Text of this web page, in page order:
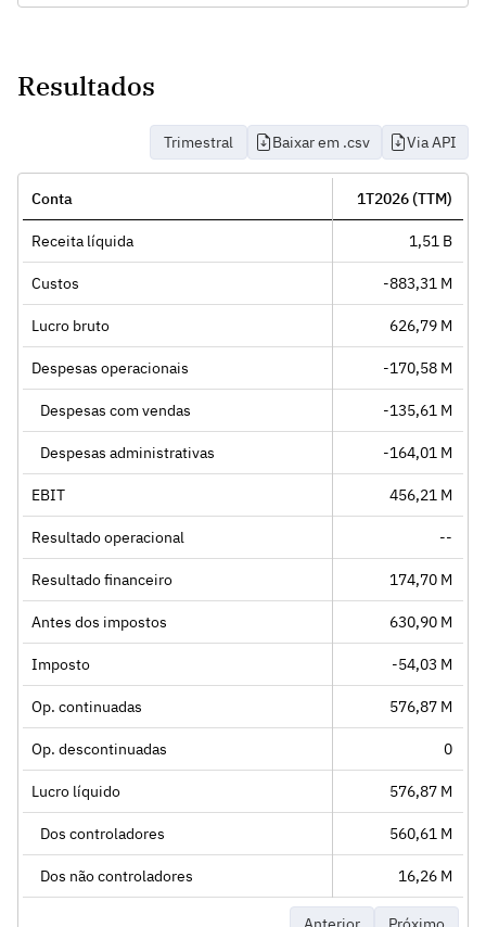
Resultados
Trimestral Baixar em .csv Via API
Conta 1T2026 (TTM)
Receita líquida 1,51 B
Custos -883,31 M
Lucro bruto 626,79 M
Despesas operacionais -170,58 M
Despesas com vendas -135,61 M
Despesas administrativas -164,01 M
EBIT 456,21 M
Resultado operacional --
Resultado financeiro 174,70 M
Antes dos impostos 630,90 M
Imposto -54,03 M
Op. continuadas 576,87 M
Op. descontinuadas 0
Lucro líquido 576,87 M
Dos controladores 560,61 M
Dos não controladores 16,26 M